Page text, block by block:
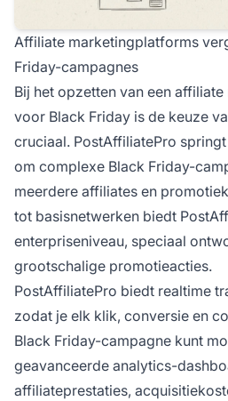
Affiliate marketingplatforms
Friday-campagnes
Bij het opzetten van een
voor Black Friday is de keuze
cruciaal. PostAffiliatePro
om complexe Black Friday-
meerdere affiliates en
tot basisnetwerken biedt
enterpriseniveau, speciaal
grootschalige promotieacties.
PostAffiliatePro biedt realtime
zodat je elk klik, conversie en
Black Friday-campagne kunt
geavanceerde analytics-
affiliateprestaties,